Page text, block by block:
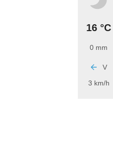
16 °C
0 mm
V
3 km/h